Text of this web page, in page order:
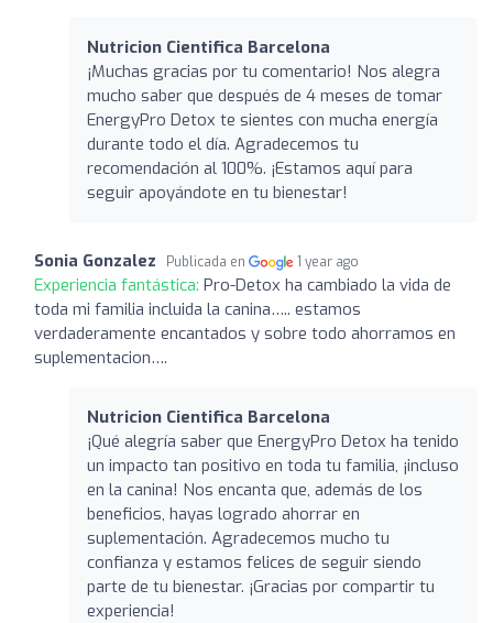
Nutricion Cientifica Barcelona
¡Muchas gracias por tu comentario! Nos alegra
mucho saber que después de 4 meses de tomar
EnergyPro Detox te sientes con mucha energía
durante todo el día. Agradecemos tu
recomendación al 100%. ¡Estamos aquí para
seguir apoyándote en tu bienestar!
Sonia Gonzalez Publicada en 1 year ago
Experiencia fantástica: Pro-Detox ha cambiado la vida de
toda mi familia incluida la canina….. estamos
verdaderamente encantados y sobre todo ahorramos en
suplementacion….
Nutricion Cientifica Barcelona
¡Qué alegría saber que EnergyPro Detox ha tenido
un impacto tan positivo en toda tu familia, ¡incluso
en la canina! Nos encanta que, además de los
beneficios, hayas logrado ahorrar en
suplementación. Agradecemos mucho tu
confianza y estamos felices de seguir siendo
parte de tu bienestar. ¡Gracias por compartir tu
experiencia!